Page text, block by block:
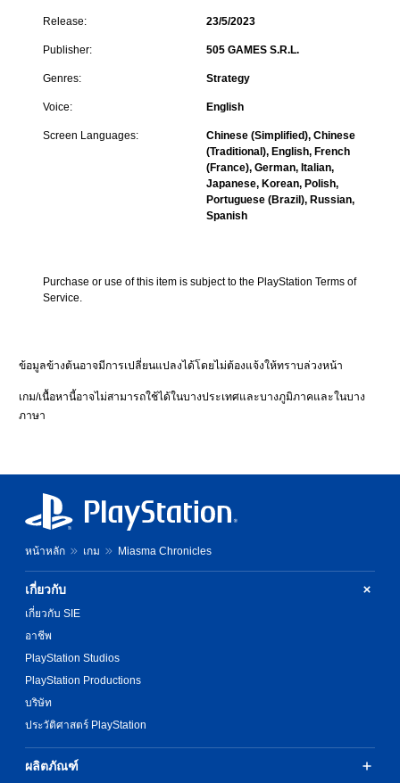
Release: 23/5/2023
Publisher: 505 GAMES S.R.L.
Genres: Strategy
Voice: English
Screen Languages:
Chinese (Simplified), Chinese
(Traditional), English, French
(France), German, Italian,
Japanese, Korean, Polish,
Portuguese (Brazil), Russian,
Spanish
Purchase or use of this item is subject to the PlayStation Terms of
Service.
ข้อมูลข้างต้นอาจมีการเปลี่ยนแปลงได้โดยไม่ต้องแจ้งให้ทราบล่วงหน้า
เกม/เนื้อหานี้อาจไม่สามารถใช้ได้ในบางประเทศและบางภูมิภาคและในบาง
ภาษา
หน้าหลัก เกม Miasma Chronicles
เกี่ยวกับ
เกี่ยวกับ SIE
อาชีพ
PlayStation Studios
PlayStation Productions
บริษัท
ประวัติศาสตร์ PlayStation
ผลิตภัณฑ์